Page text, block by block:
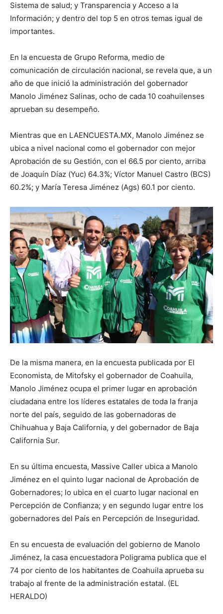
Sistema de salud; y Transparencia y Acceso a la
Información; y dentro del top 5 en otros temas igual de
importantes.
En la encuesta de Grupo Reforma, medio de
comunicación de circulación nacional, se revela que, a un
año de que inició la administración del gobernador
Manolo Jiménez Salinas, ocho de cada 10 coahuilenses
aprueban su desempeño.
Mientras que en LAENCUESTA.MX, Manolo Jiménez se
ubica a nivel nacional como el gobernador con mejor
Aprobación de su Gestión, con el 66.5 por ciento, arriba
de Joaquín Díaz (Yuc) 64.3%; Víctor Manuel Castro (BCS)
60.2%; y María Teresa Jiménez (Ags) 60.1 por ciento.
De la misma manera, en la encuesta publicada por El
Economista, de Mitofsky el gobernador de Coahuila,
Manolo Jiménez ocupa el primer lugar en aprobación
ciudadana entre los líderes estatales de toda la franja
norte del país, seguido de las gobernadoras de
Chihuahua y Baja California, y del gobernador de Baja
California Sur.
En su última encuesta, Massive Caller ubica a Manolo
Jiménez en el quinto lugar nacional de Aprobación de
Gobernadores; lo ubica en el cuarto lugar nacional en
Percepción de Confianza; y en segundo lugar entre los
gobernadores del País en Percepción de Inseguridad.
En su encuesta de evaluación del gobierno de Manolo
Jiménez, la casa encuestadora Poligrama publica que el
74 por ciento de los habitantes de Coahuila aprueba su
trabajo al frente de la administración estatal. (EL
HERALDO)